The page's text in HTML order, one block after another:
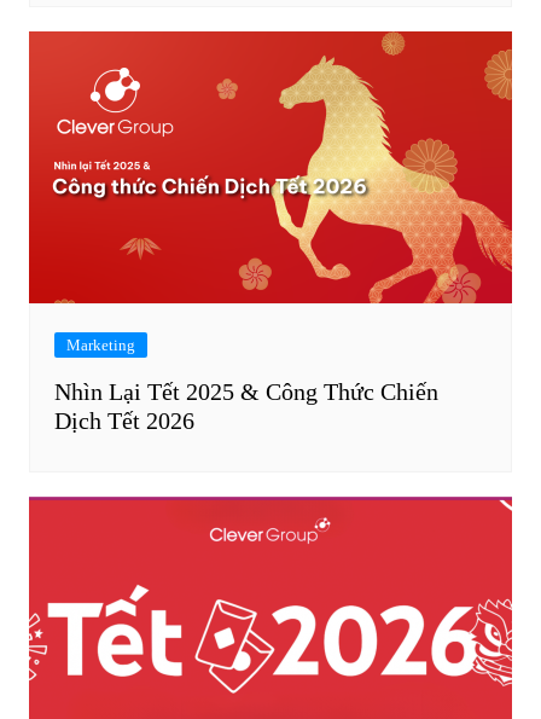
Marketing
Nhìn Lại Tết 2025 & Công Thức Chiến
Dịch Tết 2026